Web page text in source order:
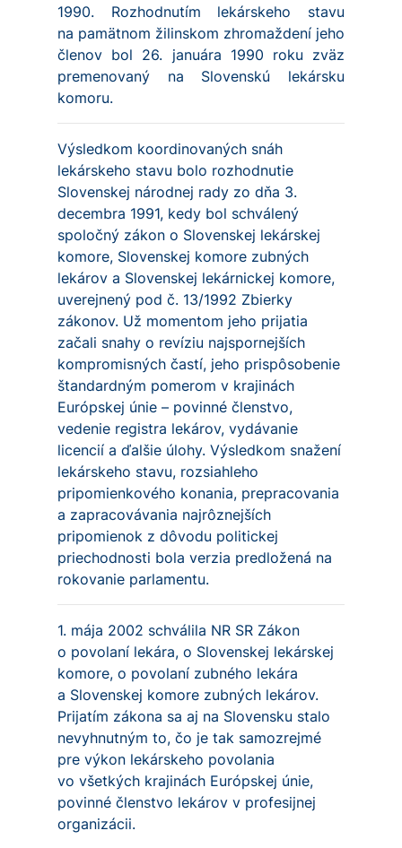
1990. Rozhodnutím lekárskeho stavu
na pamätnom žilinskom zhromaždení jeho
členov bol 26. januára 1990 roku zväz
premenovaný na Slovenskú lekársku
komoru.
Výsledkom koordinovaných snáh
lekárskeho stavu bolo rozhodnutie
Slovenskej národnej rady zo dňa 3.
decembra 1991, kedy bol schválený
spoločný zákon o Slovenskej lekárskej
komore, Slovenskej komore zubných
lekárov a Slovenskej lekárnickej komore,
uverejnený pod č. 13/1992 Zbierky
zákonov. Už momentom jeho prijatia
začali snahy o revíziu najspornejších
kompromisných častí, jeho prispôsobenie
štandardným pomerom v krajinách
Európskej únie – povinné členstvo,
vedenie registra lekárov, vydávanie
licencií a ďalšie úlohy. Výsledkom snažení
lekárskeho stavu, rozsiahleho
pripomienkového konania, prepracovania
a zapracovávania najrôznejších
pripomienok z dôvodu politickej
priechodnosti bola verzia predložená na
rokovanie parlamentu.
1. mája 2002 schválila NR SR Zákon
o povolaní lekára, o Slovenskej lekárskej
komore, o povolaní zubného lekára
a Slovenskej komore zubných lekárov.
Prijatím zákona sa aj na Slovensku stalo
nevyhnutným to, čo je tak samozrejmé
pre výkon lekárskeho povolania
vo všetkých krajinách Európskej únie,
povinné členstvo lekárov v profesijnej
organizácii.